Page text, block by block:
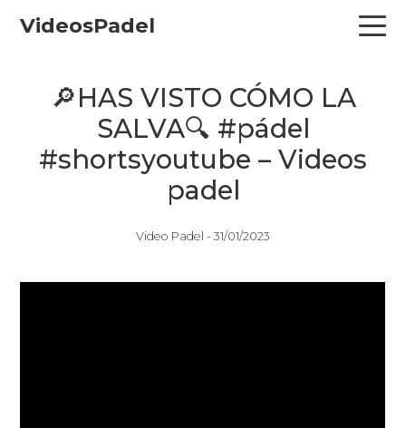
VideosPadel
🔎HAS VISTO CÓMO LA
SALVA🔍 #pádel
#shortsyoutube – Videos
padel
Video Padel -31/01/2023